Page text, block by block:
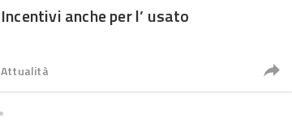
Incentivi anche per l’ usato
Attualità